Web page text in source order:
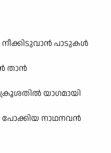
പാടുകൾ
താൻ
യാഗമായി
പോക്കിയ നാഥനവൻ